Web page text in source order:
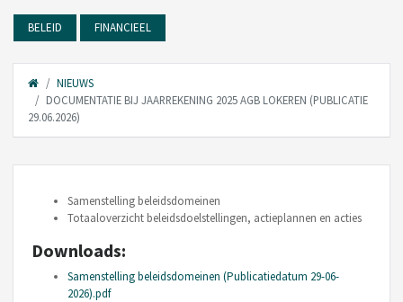
BELEID FINANCIEEL
NIEUWS
DOCUMENTATIE BIJ JAARREKENING 2025 AGB LOKEREN (PUBLICATIE
29.06.2026)
Samenstelling beleidsdomeinen
Totaaloverzicht beleidsdoelstellingen, actieplannen en acties
Downloads:
Samenstelling beleidsdomeinen (Publicatiedatum 29-06-
2026).pdf